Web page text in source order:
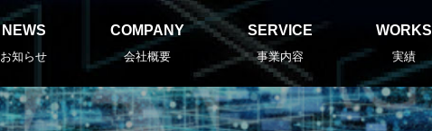
NEWS
お知らせ
COMPANY
会社概要
SERVICE
事業内容
WORKS
実績